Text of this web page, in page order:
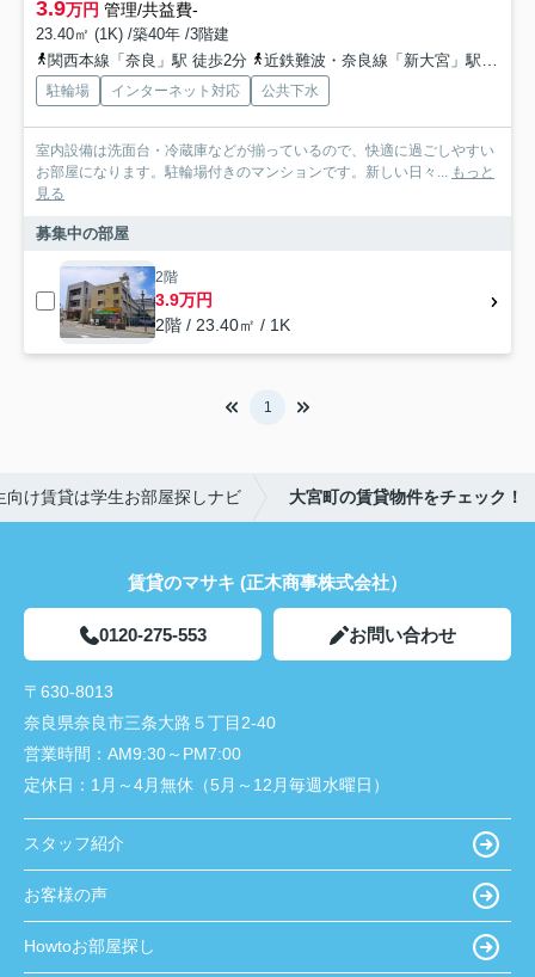
3.9万円 管理/共益費-
23.40㎡ (1K) /築40年 /3階建
関西本線「奈良」駅 徒歩2分
近鉄難波・奈良線「新大宮」駅 徒歩13分
駐輪場 インターネット対応 公共下水
室内設備は洗面台・冷蔵庫などが揃っているので、快適に過ごしやすい
お部屋になります。駐輪場付きのマンションです。新しい日々...
もっと
見る
募集中の部屋
2階
3.9万円
2階 / 23.40㎡ / 1K
1
向け賃貸は学生お部屋探しナビ 大宮町の賃貸物件をチェック！
賃貸のマサキ (正木商事株式会社）
0120-275-553 お問い合わせ
〒630-8013
奈良県奈良市三条大路５丁目2-40
営業時間： AM9:30～PM7:00
定休日： 1月～4月無休（5月～12月毎週水曜日）
スタッフ紹介
お客様の声
Howtoお部屋探し